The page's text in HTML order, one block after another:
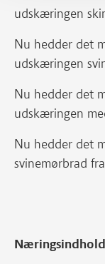
udskæringen
Nu hedder det
udskæringen
Nu hedder det
udskæringen
Nu hedder det
svinemørbrad